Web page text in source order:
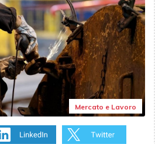
Mercato e Lavoro